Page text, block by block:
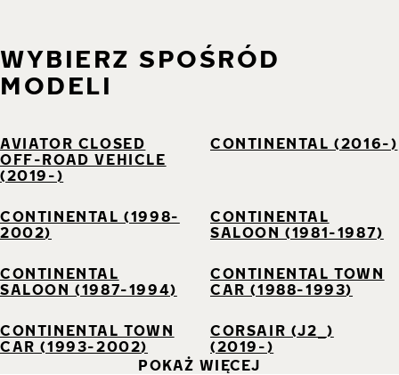
WYBIERZ SPOŚRÓD
MODELI
AVIATOR CLOSED
OFF-ROAD VEHICLE
(2019-)
CONTINENTAL (2016-)
CONTINENTAL (1998-
2002)
CONTINENTAL
SALOON (1981-1987)
CONTINENTAL
SALOON (1987-1994)
CONTINENTAL TOWN
CAR (1988-1993)
CONTINENTAL TOWN
CAR (1993-2002)
CORSAIR (J2_)
(2019-)
POKAŻ WIĘCEJ